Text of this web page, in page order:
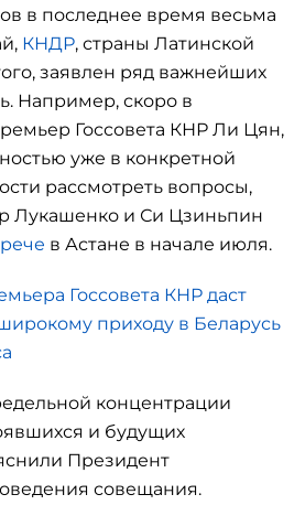
в последнее время весьма
КНДР, страны Латинской
заявлен ряд важнейших
Например, скоро в
Госсовета КНР Ли Цян,
уже в конкретной
рассмотреть вопросы,
Лукашенко и Си Цзиньпин
в Астане в начале июля.
Госсовета КНР даст
приходу в Беларусь
концентрации
и будущих
Президент
совещания.